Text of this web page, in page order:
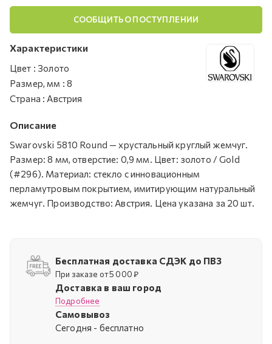
СООБЩИТЬ О ПОСТУПЛЕНИИ
Характеристики
Цвет : Золото
Размер, мм : 8
Страна : Австрия
Описание
Swarovski 5810 Round — хрустальный круглый жемчуг.
Размер: 8 мм, отверстие: 0,9 мм. Цвет: золото / Gold
(#296). Материал: стекло с инновационным
перламутровым покрытием, имитирующим натуральный
жемчуг. Производство: Австрия. Цена указана за 20 шт.
Бесплатная доставка СДЭК до ПВЗ
При заказе от 5 000 ₽
Доставка в ваш город
Подробнее
Самовывоз
Cегодня - бесплатно